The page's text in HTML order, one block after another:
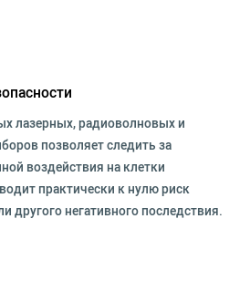
лазерных, радиоволновых и
позволяет следить за
воздействия на клетки
практически к нулю риск
другого негативного последствия.